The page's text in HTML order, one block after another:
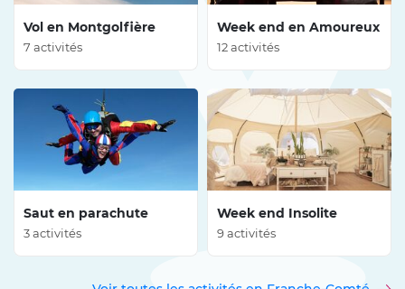
Vol en Montgolfière
7 activités
Week end en Amoureux
12 activités
Saut en parachute
3 activités
Week end Insolite
9 activités